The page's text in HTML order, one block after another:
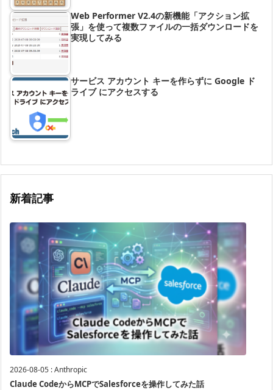
Web Performer V2.4の新機能「アクション拡
張」を使って複数ファイルの一括ダウンロードを
実現してみる
サービス アカウント キーを作らずに Google ド
ライブ にアクセスする
新着記事
2026-08-05 :Anthropic
Claude CodeからMCPでSalesforceを操作してみた話